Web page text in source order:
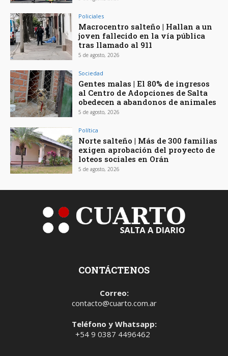
Policiales
Macrocentro salteño | Hallan a un
joven fallecido en la vía pública
tras llamado al 911
5 de agosto, 2026
Sociedad
Gentes malas | El 80% de ingresos
al Centro de Adopciones de Salta
obedecen a abandonos de animales
5 de agosto, 2026
Política
Norte salteño | Más de 300 familias
exigen aprobación del proyecto de
loteos sociales en Orán
5 de agosto, 2026
CONTÁCTENOS
Correo:
contacto@cuarto.com.ar
Teléfono y Whatsapp:
+54 9 0387 4496462